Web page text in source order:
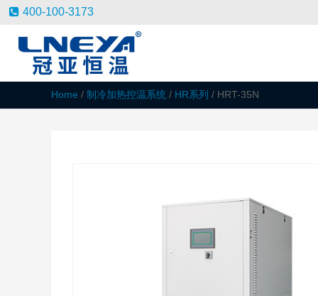
400-100-3173
Home / 制冷加热控温系统 / HR系列 / HRT-35N